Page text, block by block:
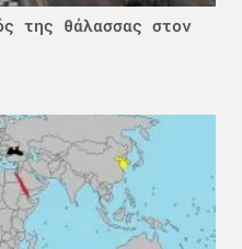
της θάλασσας στον